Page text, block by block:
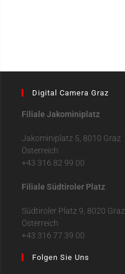
Digital Camera Graz
Filiale Jakominiplatz
Jakominiplatz 5, 8010 Graz
Österreich
+43 316 82 99 00
Filiale Südtiroler Platz
Südtiroler Platz 9, 8020 Graz
Österreich
+43 316 77 39 00
Folgen Sie Uns